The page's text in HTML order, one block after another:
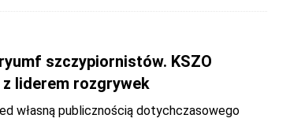
szczypiornistów. KSZO
liderem rozgrywek
własną publicznością dotychczasowego